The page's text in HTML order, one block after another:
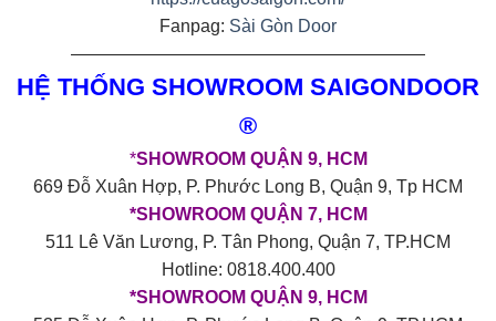
Fanpag: Sài Gòn Door
————————————————————
HỆ THỐNG SHOWROOM SAIGONDOOR
®
*SHOWROOM QUẬN 9, HCM
669 Đỗ Xuân Hợp, P. Phước Long B, Quận 9, Tp HCM
*SHOWROOM QUẬN 7, HCM
511 Lê Văn Lương, P. Tân Phong, Quận 7, TP.HCM
Hotline: 0818.400.400
*SHOWROOM QUẬN 9, HCM